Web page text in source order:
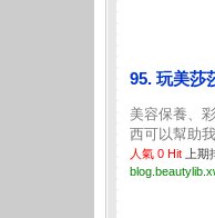
95. 玩美莎
美容保養、
西可以幫助
人氣 0 Hit 上